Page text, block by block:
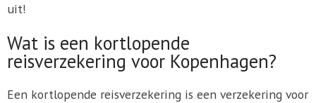
uit!
Wat is een kortlopende
reisverzekering voor Kopenhagen?
Een kortlopende reisverzekering is een verzekering voor